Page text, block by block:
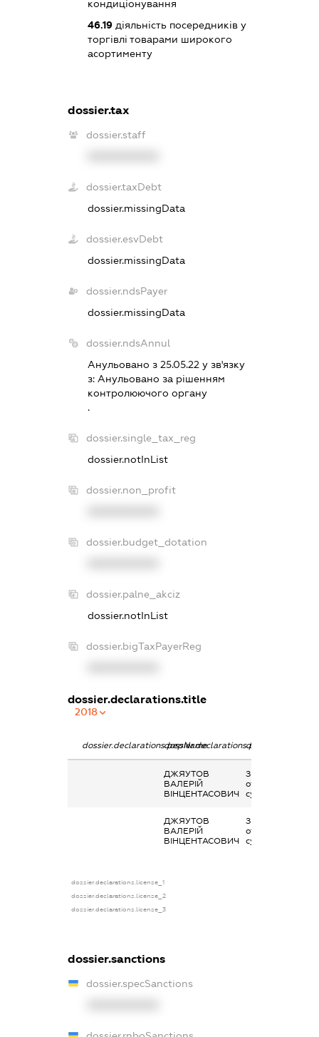
кондиціонування
46.19діяльність посередників у
торгівлі товарами широкого
асортименту
dossier.tax
dossier.staff
dossier.taxDebt
dossier.missingData
dossier.esvDebt
dossier.missingData
dossier.ndsPayer
dossier.missingData
dossier.ndsAnnul
Анульовано з 25.05.22 у зв'язку
з: Анульовано за рiшенням
контролюючого органу
.
dossier.single_tax_reg
dossier.notInList
dossier.non_profit
dossier.budget_dotation
dossier.palne_akciz
dossier.notInList
dossier.bigTaxPayerReg
dossier.declarations.title
2018
dossier.declarations.pepNamedossier.declarations.personName
ДЖЯУТОВ
ВАЛЕРІЙ
ВІНЦЕНТАСОВИЧ
Заробітна плата
отримана за
сумісництвом
ДЖЯУТОВ
ВАЛЕРІЙ
ВІНЦЕНТАСОВИЧ
Заробітна плата
отримана за
сумісництвом
dossier.declarations.license_1
dossier.declarations.license_2
dossier.declarations.license_3
dossier.sanctions
dossier.specSanctions